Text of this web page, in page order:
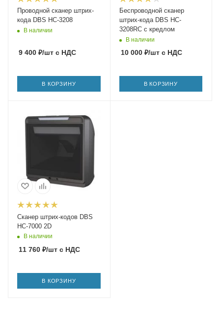
Проводной сканер штрих-
кода DBS HC-3208
В наличии
9 400 ₽/шт с НДС
В КОРЗИНУ
Беспроводной сканер
штрих-кода DBS HC-
3208RC с кредлом
В наличии
10 000₽/штс НДС
В КОРЗИНУ
Сканер штрих-кодов DBS
HC-7000 2D
В наличии
11 760 ₽/шт с НДС
В КОРЗИНУ